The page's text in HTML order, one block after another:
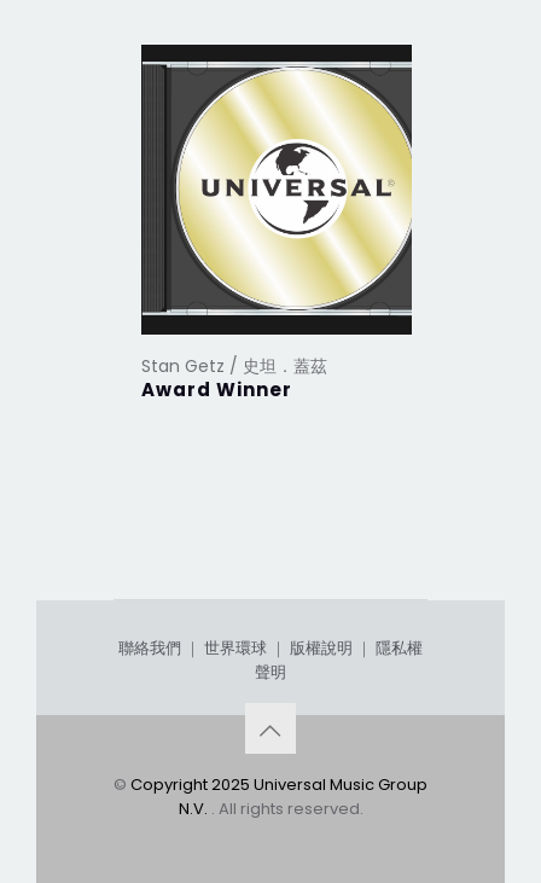
Stan Getz / 史坦．蓋茲
Award Winner
聯絡我們 ｜ 世界環球 ｜ 版權說明 ｜ 隱私權
聲明
© Copyright 2025 Universal Music Group
N.V. . All rights reserved.